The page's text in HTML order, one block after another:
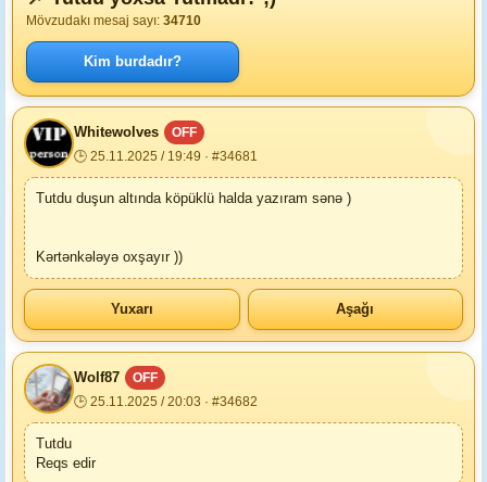
Mövzudakı mesaj sayı: 34710
Kim burdadır?
Whitewolves
OFF
🕒 25.11.2025 / 19:49 · #34681
Tutdu duşun altında köpüklü halda yazıram sənə )
Kərtənkələyə oxşayır ))
Yuxarı Aşağı
Wolf87
OFF
🕒 25.11.2025 / 20:03 · #34682
Tutdu
Reqs edir